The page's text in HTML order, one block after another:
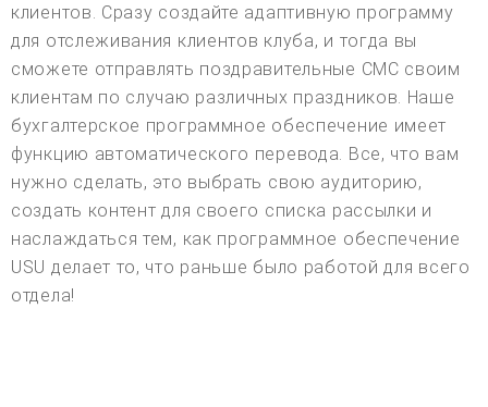
клиентов. Сразу создайте адаптивную программу
для отслеживания клиентов клуба, и тогда вы
сможете отправлять поздравительные СМС своим
клиентам по случаю различных праздников. Наше
бухгалтерское программное обеспечение имеет
функцию автоматического перевода. Все, что вам
нужно сделать, это выбрать свою аудиторию,
создать контент для своего списка рассылки и
наслаждаться тем, как программное обеспечение
USU делает то, что раньше было работой для всего
отдела!